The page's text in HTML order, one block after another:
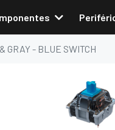
GRAY - BLUE SWITCH